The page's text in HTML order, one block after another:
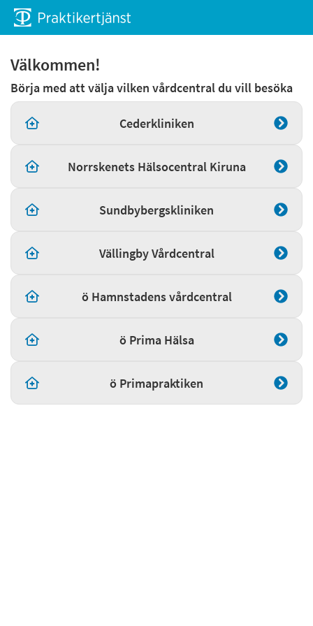
Välkommen!
Börja med att välja vilken vårdcentral du vill besöka
Cederkliniken
Norrskenets Hälsocentral Kiruna
Sundbybergskliniken
Vällingby Vårdcentral
ö Hamnstadens vårdcentral
ö Prima Hälsa
ö Primapraktiken